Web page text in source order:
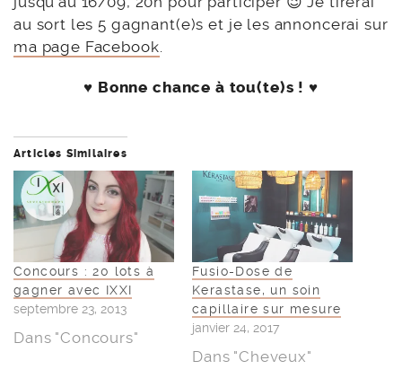
au sort les 5 gagnant(e)s et je les annoncerai sur
ma page Facebook
♥ Bonne chance à tou(te)s ! ♥
Articles Similaires
Concours : 20 lots à
gagner avec IXXI
septembre 23, 2013
Dans "Concours"
Fusio-Dose de
Kerastase, un soin
capillaire sur mesure
janvier 24, 2017
Dans "Cheveux"